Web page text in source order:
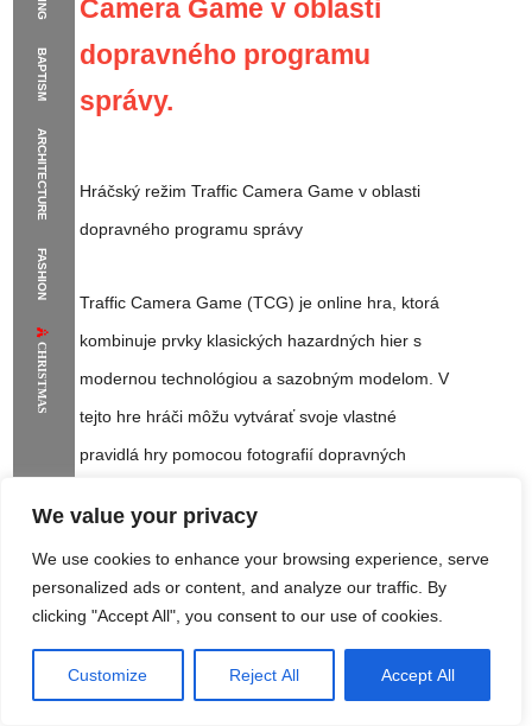
We value your privacy
We use cookies to enhance your browsing experience, serve
personalized ads or content, and analyze our traffic. By
clicking "Accept All", you consent to our use of cookies.
Customize Reject All Accept All
BAPTISM
ARCHITECTURE
FASHION
CHRISTMAS
Rome Project Santorini Project
Sounio Project 1
Hráčský režim
The Supermodels Always Bring Their
Camera Game v oblasti
dopravného programu
správy.
Hráčský režim Traffic Camera Game v oblasti
dopravného programu správy
Traffic Camera Game (TCG) je online hra, ktorá
kombinuje prvky klasických hazardných hier s
modernou technológiou a sazobným modelom. V
tejto hre hráči môžu vytvárať svoje vlastné
pravidlá hry pomocou fotografií dopravných
základných prvovníkov hry.
Traffic Camera Game je online
Traffic Camera